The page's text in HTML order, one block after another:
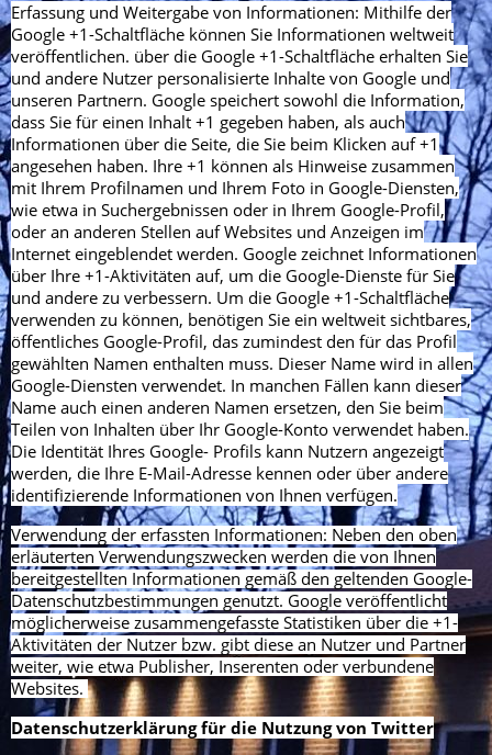
Erfassung und Weitergabe von Informationen: Mithilfe der
Google +1-Schaltfläche können Sie Informationen weltweit
veröffentlichen. über die Google +1-Schaltfläche erhalten Sie
und andere Nutzer personalisierte Inhalte von Google und
unseren Partnern. Google speichert sowohl die Information,
dass Sie für einen Inhalt +1 gegeben haben, als auch
Informationen über die Seite, die Sie beim Klicken auf +1
angesehen haben. Ihre +1 können als Hinweise zusammen
mit Ihrem Profilnamen und Ihrem Foto in Google-Diensten,
wie etwa in Suchergebnissen oder in Ihrem Google-Profil,
oder an anderen Stellen auf Websites und Anzeigen im
Internet eingeblendet werden. Google zeichnet Informationen
über Ihre +1-Aktivitäten auf, um die Google-Dienste für Sie
und andere zu verbessern. Um die Google +1-Schaltfläche
verwenden zu können, benötigen Sie ein weltweit sichtbares,
öffentliches Google-Profil, das zumindest den für das Profil
gewählten Namen enthalten muss. Dieser Name wird in allen
Google-Diensten verwendet. In manchen Fällen kann dieser
Name auch einen anderen Namen ersetzen, den Sie beim
Teilen von Inhalten über Ihr Google-Konto verwendet haben.
Die Identität Ihres Google- Profils kann Nutzern angezeigt
werden, die Ihre E-Mail-Adresse kennen oder über andere
identifizierende Informationen von Ihnen verfügen.
Verwendung der erfassten Informationen: Neben den oben
erläuterten Verwendungszwecken werden die von Ihnen
bereitgestellten Informationen gemäß den geltenden Google-
Datenschutzbestimmungen genutzt. Google veröffentlicht
möglicherweise zusammengefasste Statistiken über die +1-
Aktivitäten der Nutzer bzw. gibt diese an Nutzer und Partner
weiter, wie etwa Publisher, Inserenten oder verbundene
Websites.
Datenschutzerklärung für die Nutzung von Twitter